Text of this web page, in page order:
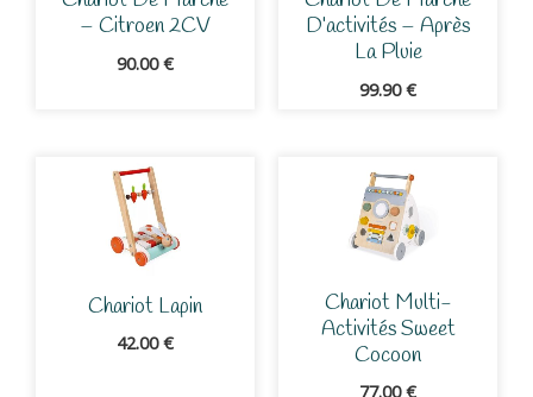
– Citroen 2CV
90.00€
D’activités – Après
La Pluie
99.90€
Chariot Lapin
42.00€
Chariot Multi-
Activités Sweet
Cocoon
77.00€